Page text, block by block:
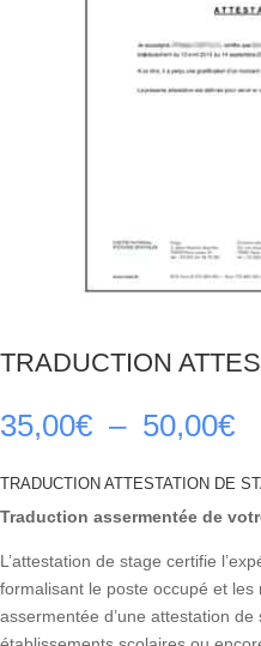
TRADUCTION
35,00€ – 50,00€
à
TRADUCTION ATTESTATION DE
Traduction assermentée de
L’attestation de stage certifie
formalisant le poste occupé et
assermentée d’une attestation